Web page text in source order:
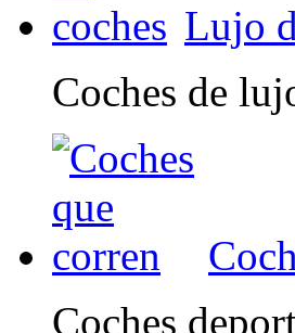
Lujo
Coches de
Coches